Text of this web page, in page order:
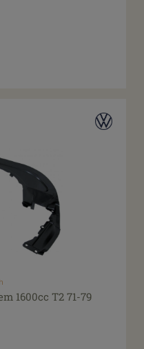
1600cc T2 71-79